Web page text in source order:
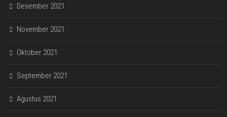
Desember 2021
November 2021
Oktober 2021
September 2021
Agustus 2021